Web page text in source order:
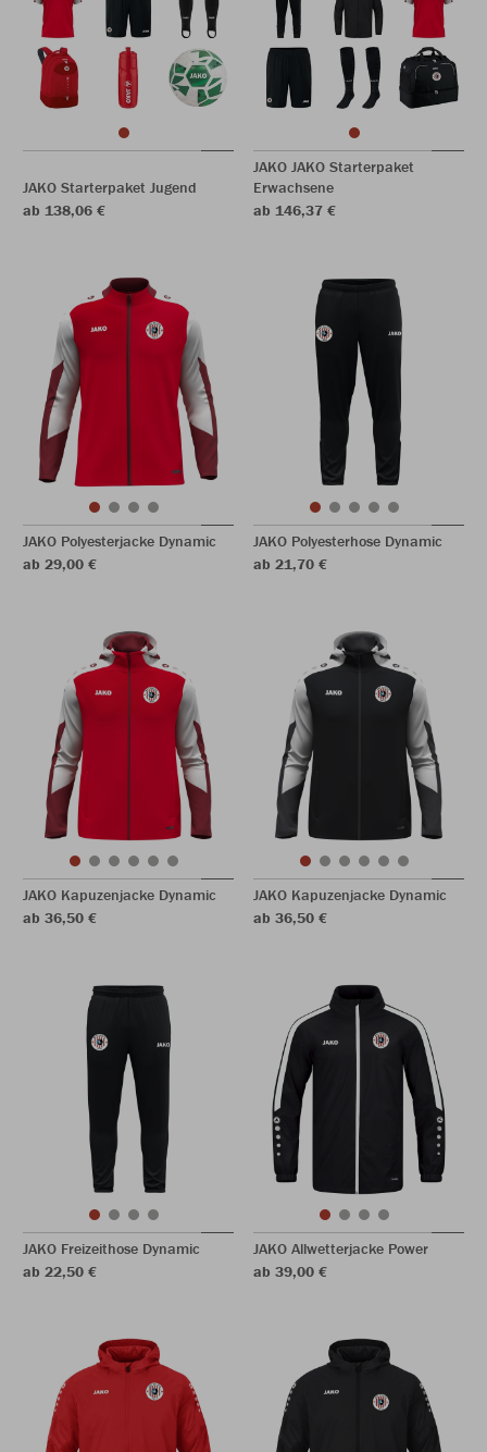
JAKO Starterpaket Jugend
ab 138,06 €
JAKO JAKO Starterpaket
Erwachsene
ab 146,37 €
JAKO Polyesterjacke Dynamic
ab 29,00 €
JAKO Polyesterhose Dynamic
ab 21,70 €
JAKO Kapuzenjacke Dynamic
ab 36,50 €
JAKO Kapuzenjacke Dynamic
ab 36,50 €
JAKO Freizeithose Dynamic
ab 22,50 €
JAKO Allwetterjacke Power
ab 39,00 €